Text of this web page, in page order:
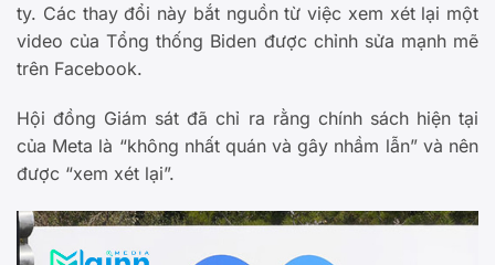
ty. Các thay đổi này bắt nguồn từ việc xem xét lại một
video của Tổng thống Biden được chỉnh sửa mạnh mẽ
trên Facebook.
Hội đồng Giám sát đã chỉ ra rằng chính sách hiện tại
của Meta là “không nhất quán và gây nhầm lẫn” và nên
được “xem xét lại”.